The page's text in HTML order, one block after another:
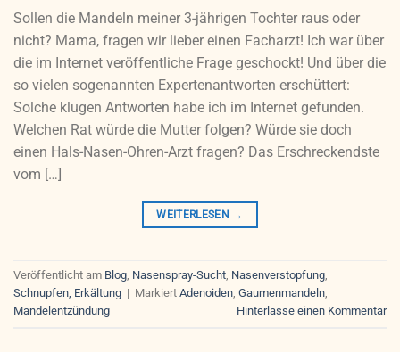
Sollen die Mandeln meiner 3-jährigen Tochter raus oder
nicht? Mama, fragen wir lieber einen Facharzt! Ich war über
die im Internet veröffentliche Frage geschockt! Und über die
so vielen sogenannten Expertenantworten erschüttert:
Solche klugen Antworten habe ich im Internet gefunden.
Welchen Rat würde die Mutter folgen? Würde sie doch
einen Hals-Nasen-Ohren-Arzt fragen? Das Erschreckendste
vom […]
WEITERLESEN →
Veröffentlicht am Blog, Nasenspray-Sucht, Nasenverstopfung,
Schnupfen, Erkältung | Markiert Adenoiden, Gaumenmandeln,
Mandelentzündung
Hinterlasse einen Kommentar